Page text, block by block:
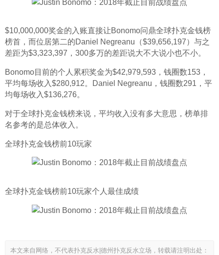
$10,000,000奖金的入账直接让Bonomo问鼎全球扑克金钱榜
榜首，而位居第二的Daniel Negreanu（$39,656,197）与之
差距为$3,323,397，300多万的差距说大不大说小也不小。
Bonomo目前的个人累积奖金为$42,979,593，钱圈数153，
平均每场收入$280,912。Daniel Negreanu，钱圈数291，平
均每场收入$136,276。
对于全球扑克金钱榜来说，平均收入没有多大意思，榜单排
名参考的是总体收入。
全球扑克金钱榜前10玩家
全球扑克金钱榜前10玩家个人最佳成绩
本文来自网络，不代表扑克反水|德州扑克反水立场，转载请注明出处：